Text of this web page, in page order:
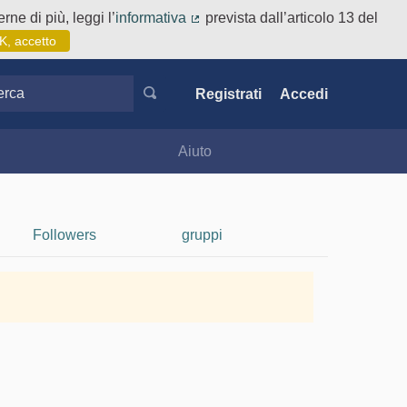
di più, leggi l’informativa
prevista dall’articolo 13 del
accetto
Registrati Accedi
Aiuto
Followers gruppi